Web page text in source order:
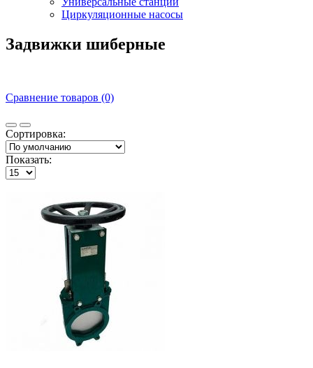
Циркуляционные насосы
Задвижки шиберные
Сравнение товаров (0)
Сортировка:
Показать: